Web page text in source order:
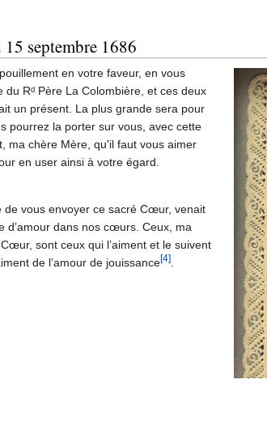
septembre 1686
en votre faveur, en vous
Rᵈ Père La Colombière, et ces deux
un présent. La plus grande sera pour
pourrez la porter sur vous, avec cette
ma chère Mère, qu'il faut vous aimer
en user ainsi à votre égard.
de vous envoyer ce sacré Cœur, venait
d’amour dans nos cœurs. Ceux, ma
sont ceux qui l’aiment et le suivent
de l’amour de jouissance[4]